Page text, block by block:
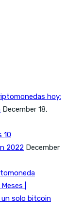
hoy:
December 18,
10
2022 December
|
solo bitcoin